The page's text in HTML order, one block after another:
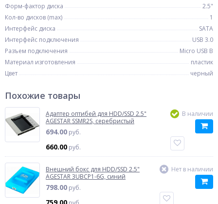
Форм-фактор диска
2.5"
Кол-во дисков (max)
1
Интерфейс диска
SATA
Интерфейс подключения
USB 3.0
Разъем подключения
Micro USB B
Материал изготовления
пластик
Цвет
черный
Похожие товары
Адаптер оптибей для HDD/SSD 2.5"
AGESTAR SSMR2S, серебристый
694.00 руб.
660.00 руб.
В наличии
Внешний бокс для HDD/SSD 2.5"
AGESTAR 3UBCP1-6G, синий
798.00 руб.
Нет в наличии